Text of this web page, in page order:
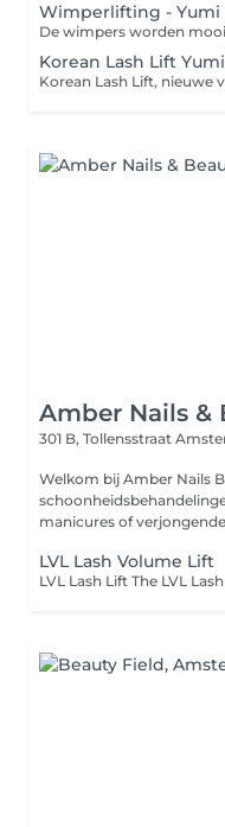
Wimperlifting - Yumi
Korean Lash Lift
Amber Nails &
301 B, Tollensstraat
Welkom bij Amber Nails
manicures of
LVL Lash Volume Lift